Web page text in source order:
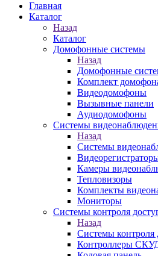
Главная
Каталог
Назад
Каталог
Домофонные системы
Назад
Домофонные
Комплект
Видеодомофоны
Вызывные панели
Аудиодомофоны
Системы
Назад
Системы
Камеры
Тепловизоры
Комплекты
Мониторы
Системы контроля
Назад
Системы
Контроллеры